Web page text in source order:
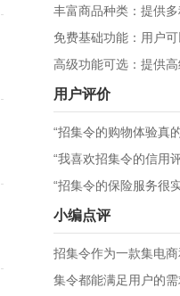
丰富商品种类：提供
免费基础功能：用户
高级功能可选：提供
用户评价
“招集令的购物体验真
“我喜欢招集令的信用
“招集令的保险服务很
小编点评
招集令作为一款集电
集令都能满足用户的